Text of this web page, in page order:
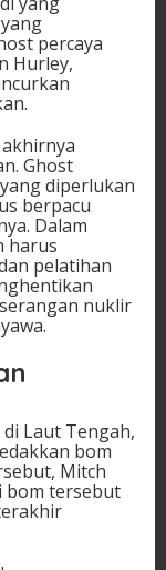
percaya
Hurley,
Ghost
diperlukan
berpacu
Dalam
harus
pelatihan
nuklir
Laut Tengah,
bom
Mitch
bom tersebut